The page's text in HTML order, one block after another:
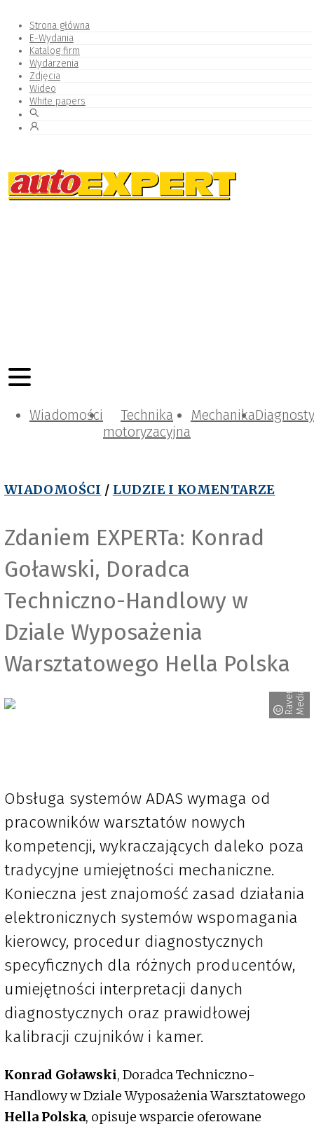
Strona główna
E-Wydania
Katalog firm
Wydarzenia
Zdjęcia
Wideo
White papers
Wiadomości
Technika
motoryzacyjna
Mechanika
WIADOMOŚCI / LUDZIE I KOMENTARZE
Zdaniem EXPERTa: Konrad
Goławski, Doradca
Techniczno-Handlowy w
Dziale Wyposażenia
Warsztatowego Hella Polska
R
a
v
e
n
M
e
d
ia
Obsługa systemów ADAS wymaga od
pracowników warsztatów nowych
kompetencji, wykraczających daleko poza
tradycyjne umiejętności mechaniczne.
Konieczna jest znajomość zasad działania
elektronicznych systemów wspomagania
kierowcy, procedur diagnostycznych
specyficznych dla różnych producentów,
umiejętności interpretacji danych
diagnostycznych oraz prawidłowej
kalibracji czujników i kamer.
Konrad Goławski, Doradca Techniczno-
Handlowy w Dziale Wyposażenia Warsztatowego
Hella Polska, opisuje wsparcie oferowane